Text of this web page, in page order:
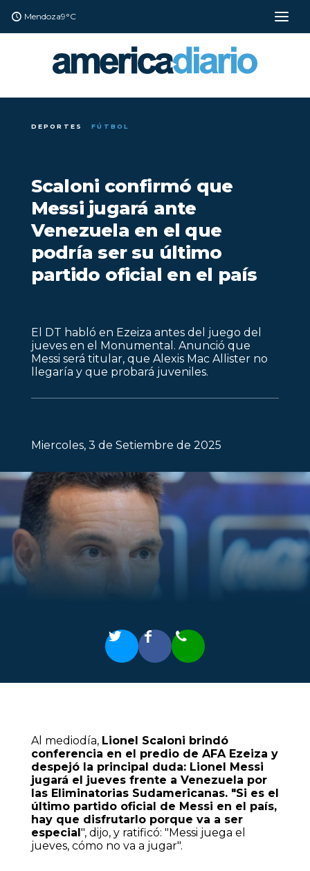
Mendoza9°C
DEPORTES FÚTBOL
Scaloni confirmó que
Messi jugará ante
Venezuela en el que
podría ser su último
partido oficial en el país
El DT habló en Ezeiza antes del juego del
jueves en el Monumental. Anunció que
Messi será titular, que Alexis Mac Allister no
llegaría y que probará juveniles.
Miercoles, 3 de Setiembre de 2025
Al mediodía, Lionel Scaloni brindó
conferencia en el predio de AFA Ezeiza y
despejó la principal duda: Lionel Messi
jugará el jueves frente a Venezuela por
las Eliminatorias Sudamericanas. "Si es el
último partido oficial de Messi en el país,
hay que disfrutarlo porque va a ser
especial", dijo, y ratificó: "Messi juega el
jueves, cómo no va a jugar".